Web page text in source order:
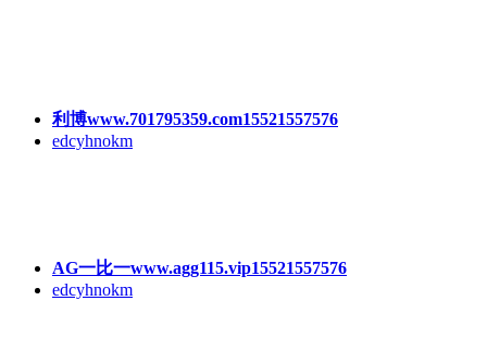
利博www.701795359.com15521557576
edcyhnokm
AG一比一www.agg115.vip15521557576
edcyhnokm